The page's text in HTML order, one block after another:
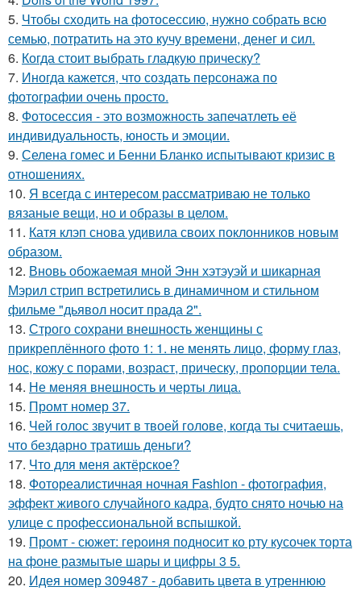
5. Чтобы сходить на фотосессию, нужно собрать всю
семью, потратить на это кучу времени, денег и сил.
6. Когда стоит выбрать гладкую прическу?
7. Иногда кажется, что создать персонажа по
фотографии очень просто.
8. Фотосессия - это возможность запечатлеть её
индивидуальность, юность и эмоции.
9. Селена гомес и Бенни Бланко испытывают кризис в
отношениях.
10. Я всегда с интересом рассматриваю не только
вязаные вещи, но и образы в целом.
11. Катя клэп снова удивила своих поклонников новым
образом.
12. Вновь обожаемая мной Энн хэтэуэй и шикарная
Мэрил стрип встретились в динамичном и стильном
фильме "дьявол носит прада 2".
13. Строго сохрани внешность женщины с
прикреплённого фото 1: 1. не менять лицо, форму глаз,
нос, кожу с порами, возраст, прическу, пропорции тела.
14. Не меняя внешность и черты лица.
15. Промт номер 37.
16. Чей голос звучит в твоей голове, когда ты считаешь,
что бездарно тратишь деньги?
17. Что для меня актёрское?
18. Фотореалистичная ночная Fashion - фотография,
эффект живого случайного кадра, будто снято ночью на
улице с профессиональной вспышкой.
19. Промт - сюжет: героиня подносит ко рту кусочек торта
на фоне размытые шары и цифры 3 5.
20. Идея номер 309487 - добавить цвета в утреннюю